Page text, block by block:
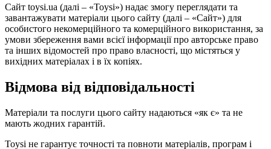
Сайт toysi.ua (далі – «Toysi») надає змогу переглядати та
завантажувати матеріали цього сайту (далі – «Сайт») для
особистого некомерційного та комерційного використання, за
умови збереження вами всієї інформації про авторське право
та інших відомостей про право власності, що містяться у
вихідних матеріалах і в їх копіях.
Відмова від відповідальності
Матеріали та послуги цього сайту надаються «як є» та не
мають жодних гарантій.
Toysi не гарантує точності та повноти матеріалів, програм і